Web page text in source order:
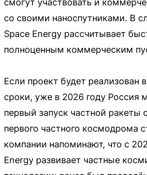
смогут участвовать и
со своими наноспутниками. В
Space Energy рассчитывает
полноценным коммерческим
Если проект будет реализован
сроки, уже в 2026 году Россия
первый запуск частной ракеты
первого частного космодрома
компании напоминают, что с
Energy развивает частные